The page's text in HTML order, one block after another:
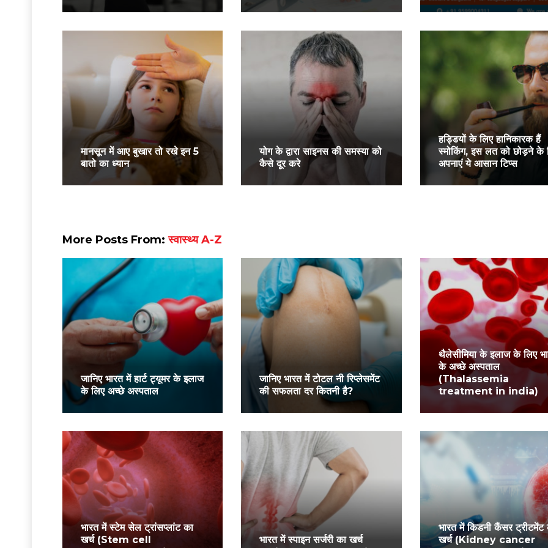
मानसून में आए बुखार तो रखे इन 5
बातो का ध्यान
योग के द्वारा साइनस की समस्या को
कैसे दूर करे
हड्डियों के लिए हानिकारक हैं
स्मोकिंग, इस लत को छोड़ने के
अपनाएं ये आसान टिप्स
More Posts From:स्वास्थ्य A-Z
जानिए भारत में हार्ट ट्यूमर के इलाज
के लिए अच्छे अस्पताल
जानिए भारत में टोटल नी रिप्लेसमेंट
की सफलता दर कितनी है?
थैलेसीमिया के इलाज के लिए
के अच्छे अस्पताल
(Thalassemia
treatment in india)
भारत में स्टेम सेल ट्रांसप्लांट का
खर्च (Stem cell
भारत में स्पाइन सर्जरी का खर्च
भारत में किडनी कैंसर ट्रीटमेंट
खर्च (Kidney cancer